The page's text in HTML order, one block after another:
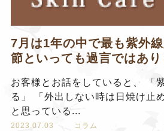
7月は1年の中で最も紫外
節といっても過言ではあり
お客様とお話をしていると、 「
る」 「外出しない時は日焼け止
と思っている...
2023.07.03 コラム